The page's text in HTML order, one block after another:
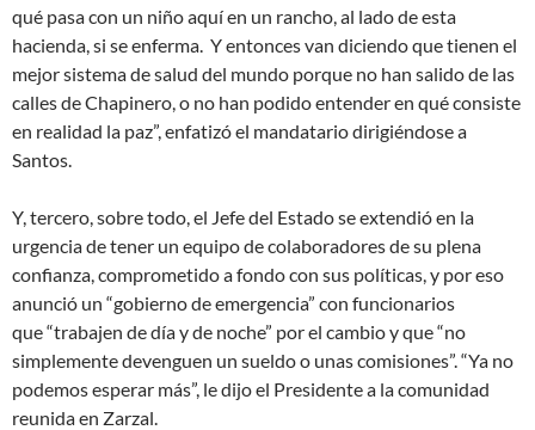
qué pasa con un niño aquí en un rancho, al lado de esta
hacienda, si se enferma. Y entonces van diciendo que tienen el
mejor sistema de salud del mundo porque no han salido de las
calles de Chapinero, o no han podido entender en qué consiste
en realidad la paz”, enfatizó el mandatario dirigiéndose a
Santos.
Y, tercero, sobre todo, el Jefe del Estado se extendió en la
urgencia de tener un equipo de colaboradores de su plena
confianza, comprometido a fondo con sus políticas, y por eso
anunció un “gobierno de emergencia” con funcionarios
que “trabajen de día y de noche” por el cambio y que “no
simplemente devenguen un sueldo o unas comisiones”. “Ya no
podemos esperar más”, le dijo el Presidente a la comunidad
reunida en Zarzal.